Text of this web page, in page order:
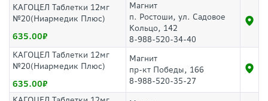
КАГОЦЕЛ Таблетки 12мг
№20(Ниармедик Плюс)
635.00
Магнит
п. Ростоши, ул. Садовое
Кольцо, 142
8-988-520-34-40
КАГОЦЕЛ Таблетки 12мг
№20(Ниармедик Плюс)
635.00
Магнит
пр-кт Победы, 166
8-988-520-35-27